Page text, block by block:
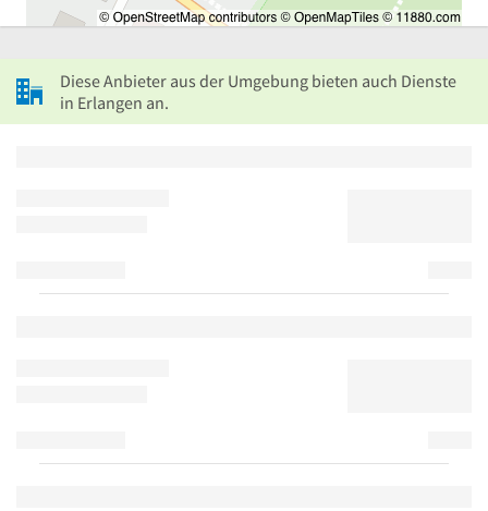
Diese Anbieter aus der Umgebung bieten auch Dienste
in Erlangen an.